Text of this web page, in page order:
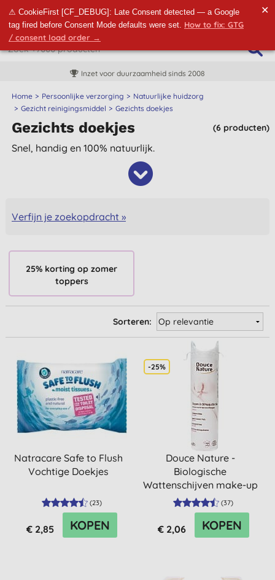
⚠ CookieFirst [CF_DEBUG]: Late Consent detected — a Google
tag fired before Consent Mode defaults were set. How to fix: GTG
/ consent load order →
✕
Inzet voor duurzaamheid sinds 2008
Home Persoonlijke verzorging
Natuurlijke huidzorg
Gezicht reinigingsmiddel
Gezichts doekjes
(6 producten)
Gezichts doekjes
Snel, handig en 100% natuurlijk.
Verfijn je zoekopdracht »
25% korting op zomer
toppers
Sorteren:
Natracare Safe to Flush
Vochtige Doekjes
(23)
€ 2,85 KOPEN
-25%
Douce Nature -
Biologische
Wattenschijven make-up
(37)
€ 2,06 KOPEN